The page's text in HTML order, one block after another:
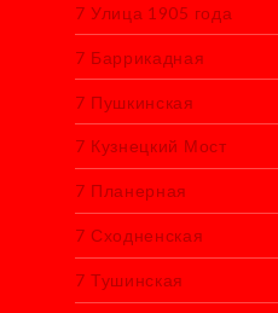
7 Улица 1905 года
7 Баррикадная
7 Пушкинская
7 Кузнецкий Мост
7 Планерная
7 Сходненская
7 Тушинская